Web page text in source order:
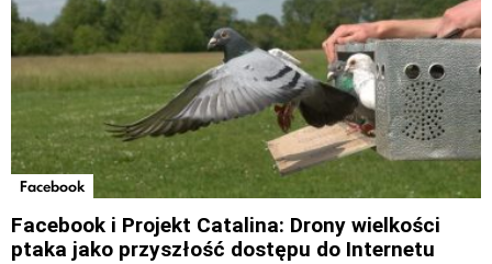
Facebook
Facebook i Projekt Catalina: Drony wielkości
ptaka jako przyszłość dostępu do Internetu